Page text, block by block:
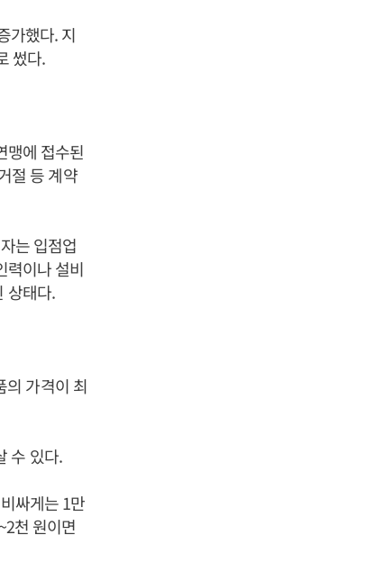
가했다. 지
썼다.
맹에 접수된
절 등 계약
는 입점업
력이나 설비
상태다.
의 가격이 최
수 있다.
싸게는 1만
천 원이면